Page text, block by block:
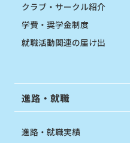
クラブ・サークル紹介
学費・奨学金制度
就職活動関連の届け出
進路・就職
進路・就職実績